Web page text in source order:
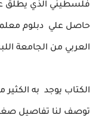
فلسطيني الذي
حاصل علي دبلوم
العربي من الجامعة
الكتاب يوجد به
توصف لنا تفاصيل